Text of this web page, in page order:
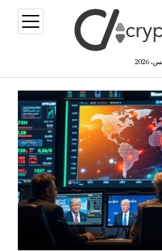
open
menu